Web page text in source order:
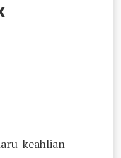
keahlian